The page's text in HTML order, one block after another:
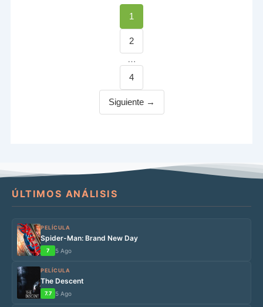
Página
1
Página
2
…
Página
4
Siguiente →
ÚLTIMOS ANÁLISIS
PELÍCULA
Spider-Man: Brand New Day
7 5 Ago
PELÍCULA
The Descent
7.7 5 Ago